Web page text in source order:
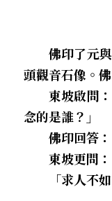
佛印了元與
頭觀音石像。
東坡啟問：
念的是誰？」
佛印回答：
東坡更問：
「求人不如